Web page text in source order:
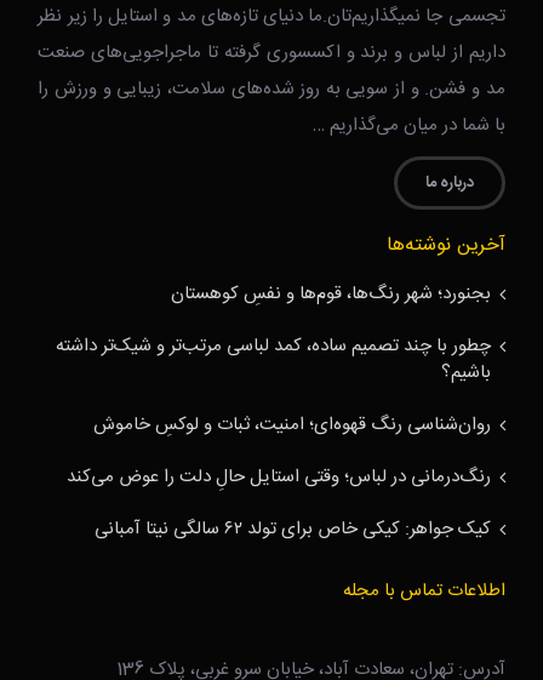
تجسمی جا نمیگذاریم‌تان.ما دنیای تازه‌های مد و استایل را زیر نظر
داریم از لباس و برند و اکسسوری گرفته تا ماجراجویی‌های صنعت
مد و فشن. و از سویی به روز شده‌های سلامت، زیبایی و ورزش را
با شما در میان می‌گذاریم …
درباره ما
آخرین نوشته‌ها
بجنورد؛ شهر رنگ‌ها، قوم‌ها و نفسِ کوهستان
چطور با چند تصمیم ساده، کمد لباسی مرتب‌تر و شیک‌تر داشته
باشیم؟
روان‌شناسی رنگ قهوه‌ای؛ امنیت، ثبات و لوکسِ خاموش
رنگ‌درمانی در لباس؛ وقتی استایل حالِ دلت را عوض می‌کند
کیک جواهر: کیکی خاص برای تولد ۶۲ سالگی نیتا آمبانی
اطلاعات تماس با مجله
آدرس: تهران، سعادت آباد، خیابان سرو غربی، پلاک 136